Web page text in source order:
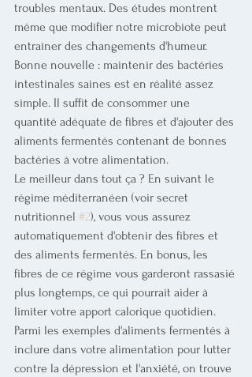
troubles mentaux. Des études montrent
même que modifier notre microbiote peut
entraîner des changements d'humeur.
Bonne nouvelle : maintenir des bactéries
intestinales saines est en réalité assez
simple. Il suffit de consommer une
quantité adéquate de fibres et d'ajouter des
aliments fermentés contenant de bonnes
bactéries à votre alimentation.
Le meilleur dans tout ça ? En suivant le
régime méditerranéen (voir secret
nutritionnel #2), vous vous assurez
automatiquement d'obtenir des fibres et
des aliments fermentés. En bonus, les
fibres de ce régime vous garderont rassasié
plus longtemps, ce qui pourrait aider à
limiter votre apport calorique quotidien.
Parmi les exemples d'aliments fermentés à
inclure dans votre alimentation pour lutter
contre la dépression et l'anxiété, on trouve